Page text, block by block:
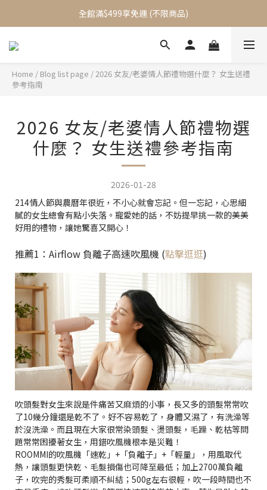
加入會員立即送$100元購物金
全館滿$499享免運 (不限商品)
Home / Blog list page /2026 女友/老婆情人節禮物選什麼？ 女生送禮
參考指南
2026 女友/老婆情人節禮物選
什麼？ 女生送禮參考指南
2026-01-28
214情人節與農曆年很近，不小心就會忘記。但一忘記，心思細
膩的女生總會有點小失落。寵愛她的話，不妨提早挑一款的美美
好用的禮物，讓她驚喜又開心！
推薦1：Airflow 負離子高速吹風機 (點擊逛逛)
吹頭髮對女生來說是件痛苦又麻煩的小事，長又多的頭髮常常吹
了10幾分鐘還是乾不了。好不容易乾了，身體又濕了，有洗澡等
於沒洗澡。而且現在大家很常染頭髮、燙頭髮，毛躁、乾枯等問
題常常困擾著女生，用錯吹風機根本是災難！
ROOMMI的吹風機「速乾」+「負離子」+「輕量」，用風取代
熱，讓頭髮更快乾、毛髮損傷也可降至最低；加上2700萬負離
子，吹完的秀髮可柔順不糾結；500g左右很輕，吹一段時間也不